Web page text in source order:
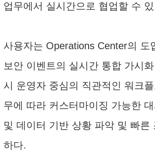
업무에서 실시간으로 협업할 수
사용자는 Operations Center의
보안 이벤트의 실시간 통합 가시
시 운영자 중심의 직관적인 워크
무에 따라 커스터마이징 가능한
및 데이터 기반 상황 파악 및 빠른
하다.